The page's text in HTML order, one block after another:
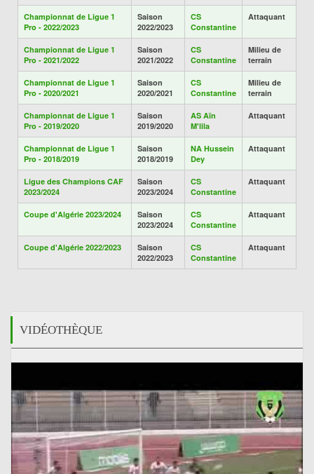
Championnat de Ligue 1
Pro - 2022/2023
Saison
2022/2023
CS
Constantine
Attaquant
Championnat de Ligue 1
Pro - 2021/2022
Saison
2021/2022
CS
Constantine
Milieu de
terrain
Championnat de Ligue 1
Pro - 2020/2021
Saison
2020/2021
CS
Constantine
Milieu de
terrain
Championnat de Ligue 1
Pro - 2019/2020
Saison
2019/2020
AS Aïn
M'lila
Attaquant
Championnat de Ligue 1
Pro - 2018/2019
Saison
2018/2019
NA Hussein
Dey
Attaquant
Ligue des Champions CAF
2023/2024
Saison
2023/2024
CS
Constantine
Attaquant
Coupe d'Algérie 2023/2024
Saison
2023/2024
CS
Constantine
Attaquant
Coupe d'Algérie 2022/2023
Saison
2022/2023
CS
Constantine
Attaquant
VIDÉOTHÈQUE